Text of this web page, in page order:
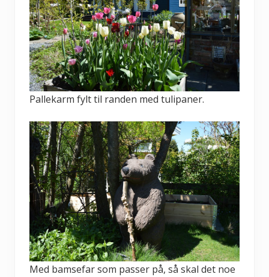
Pallekarm fylt til randen med tulipaner.
Med bamsefar som passer på, så skal det noe